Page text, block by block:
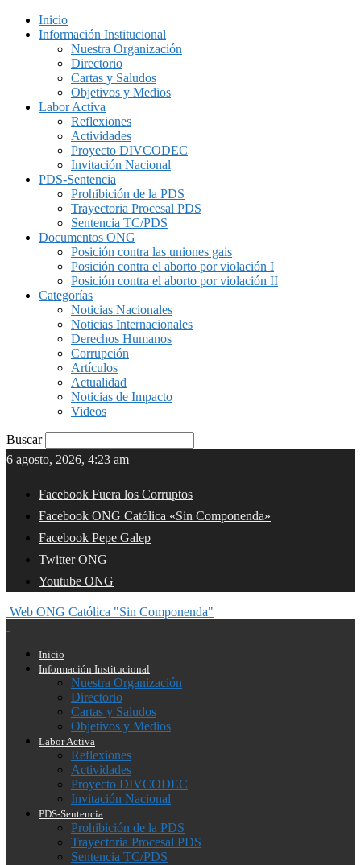
Inicio
Información Institucional
Nuestra Organización
Directorio
Cartas y Saludos
Objetivos y Medios
Labor Activa
Reflexiones
Actividades
Proyecto DIVCODEC
Invitación Nacional
PDS-Sentencia
Prohibición de la PDS
Trayectoria Procesal PDS
Sentencia TC/PDS
Documentos ONG
Posición contra las uniones gais
Posición contra el aborto por violación I
Posición contra el aborto por violación II
Categorías
Noticias Nacionales
Noticias Internacionales
Derechos Humanos
Corrupción
Artículos
Actualidad
Noticias de Impacto
Videos
Buscar
6 agosto, 2026, 4:23 am
Facebook Fuera los Corruptos
Facebook ONG Católica «Sin Componenda»
Facebook Pepe Galep
Twitter ONG
Youtube ONG
Web ONG Católica "Sin Componenda"
Inicio
Información Institucional
Nuestra Organización
Directorio
Cartas y Saludos
Objetivos y Medios
Labor Activa
Reflexiones
Actividades
Proyecto DIVCODEC
Invitación Nacional
PDS-Sentencia
Prohibición de la PDS
Trayectoria Procesal PDS
Sentencia TC/PDS